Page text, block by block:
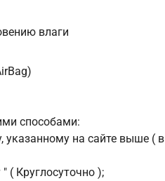
влаги
способами:
на сайте выше ( в
( Круглосуточно );